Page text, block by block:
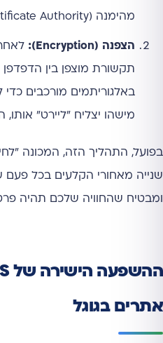
מהימנה (Certificate Authority).
הצפנה (Encryption):
תקשורת מוצפן בין
באלגוריתמים מורכבים
מישהו יצליח "ליירט"
שנייה מאחורי הקלעים בכל
ומבטיח שהחוויה שלכם תהיה
אתרים בגוגל